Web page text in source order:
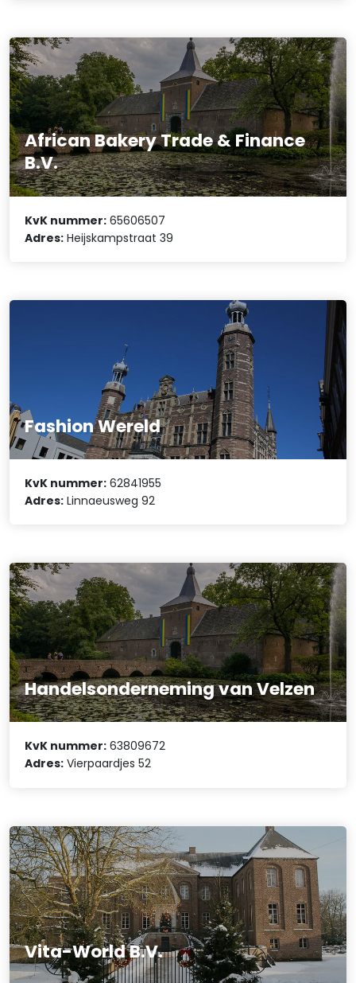
African Bakery Trade & Finance
B.V.
KvK nummer: 65606507
Adres: Heijskampstraat 39
Fashion Wereld
KvK nummer: 62841955
Adres: Linnaeusweg 92
Handelsonderneming van Velzen
KvK nummer: 63809672
Adres: Vierpaardjes 52
Vita-World B.V.